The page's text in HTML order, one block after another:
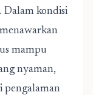
kondisi
mampu
nyaman,
pengalaman